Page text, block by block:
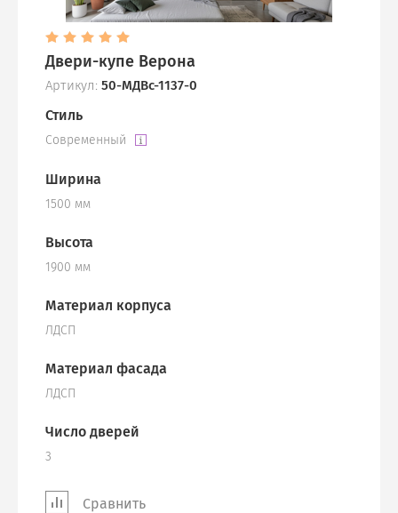
Двери-купе Верона
Артикул: 50-МДВс-1137-0
Стиль
Современный
Ширина
1500 мм
Высота
1900 мм
Материал корпуса
ЛДСП
Материал фасада
ЛДСП
Число дверей
3
Сравнить